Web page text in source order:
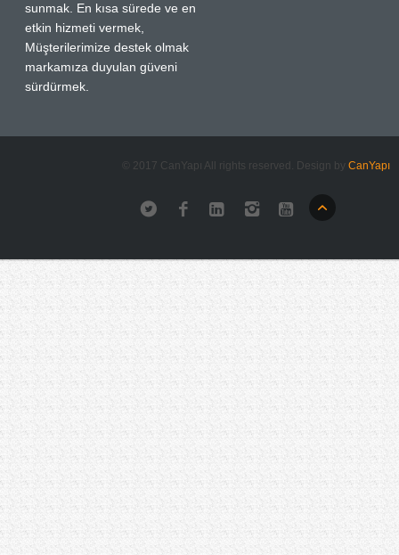
sunmak. En kısa sürede ve en
etkin hizmeti vermek,
Müşterilerimize destek olmak
markamıza duyulan güveni
sürdürmek.
© 2017 CanYapı All rights reserved. Design by CanYapı